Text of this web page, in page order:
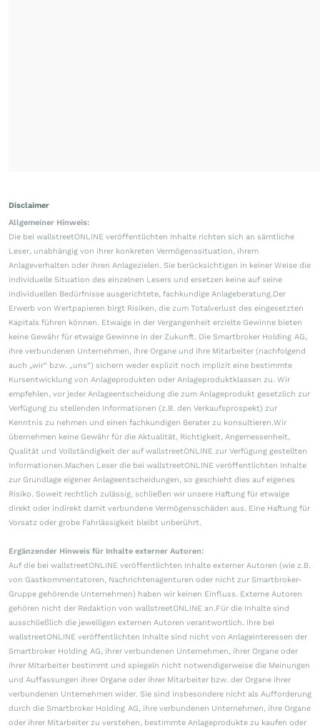
Disclaimer
Allgemeiner Hinweis:
Die bei wallstreetONLINE veröffentlichten Inhalte richten sich an sämtliche
Leser, unabhängig von ihrer konkreten Vermögenssituation, ihrem
Anlageverhalten oder ihren Anlagezielen. Sie berücksichtigen in keiner Weise die
individuelle Situation des einzelnen Lesers und ersetzen keine auf seine
individuellen Bedürfnisse ausgerichtete, fachkundige Anlageberatung.Der
Erwerb von Wertpapieren birgt Risiken, die zum Totalverlust des eingesetzten
Kapitals führen können. Etwaige in der Vergangenheit erzielte Gewinne bieten
keine Gewähr für etwaige Gewinne in der Zukunft. Die Smartbroker Holding AG,
ihre verbundenen Unternehmen, ihre Organe und ihre Mitarbeiter (nachfolgend
auch „wir“ bzw. „uns“) sichern weder explizit noch implizit eine bestimmte
Kursentwicklung von Anlageprodukten oder Anlageproduktklassen zu. Wir
empfehlen, vor jeder Anlageentscheidung die zum Anlageprodukt gesetzlich zur
Verfügung zu stellenden Informationen (z.B. den Verkaufsprospekt) zur
Kenntnis zu nehmen und einen fachkundigen Berater zu konsultieren.Wir
übernehmen keine Gewähr für die Aktualität, Richtigkeit, Angemessenheit,
Qualität und Vollständigkeit der auf wallstreetONLINE zur Verfügung gestellten
Informationen.Machen Leser die bei wallstreetONLINE veröffentlichten Inhalte
zur Grundlage eigener Anlageentscheidungen, so geschieht dies auf eigenes
Risiko. Soweit rechtlich zulässig, schließen wir unsere Haftung für etwaige
direkt oder indirekt damit verbundene Vermögensschäden aus. Eine Haftung für
Vorsatz oder grobe Fahrlässigkeit bleibt unberührt.
Ergänzender Hinweis für Inhalte externer Autoren:
Auf die bei wallstreetONLINE veröffentlichten Inhalte externer Autoren (wie z.B.
von Gastkommentatoren, Nachrichtenagenturen oder nicht zur Smartbroker-
Gruppe gehörende Unternehmen) haben wir keinen Einfluss. Externe Autoren
gehören nicht der Redaktion von wallstreetONLINE an.Für die Inhalte sind
ausschließlich die jeweiligen externen Autoren verantwortlich. Ihre bei
wallstreetONLINE veröffentlichten Inhalte sind nicht von Anlageinteressen der
Smartbroker Holding AG, ihrer verbundenen Unternehmen, ihrer Organe oder
ihrer Mitarbeiter bestimmt und spiegeln nicht notwendigerweise die Meinungen
und Auffassungen ihrer Organe oder ihrer Mitarbeiter bzw. der Organe ihrer
verbundenen Unternehmen wider. Sie sind insbesondere nicht als Aufforderung
durch die Smartbroker Holding AG, ihre verbundenen Unternehmen, ihre Organe
oder ihrer Mitarbeiter zu verstehen, bestimmte Anlageprodukte zu kaufen oder